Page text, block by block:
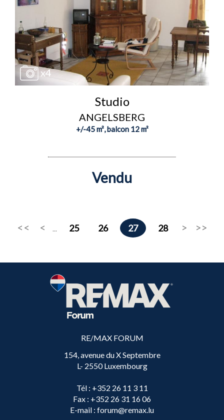
x4
Studio
ANGELSBERG
+/-45 m², balcon 12 m²
Vendu
... 25 26 27 28
RE/MAX FORUM
154, avenue du X Septembre
L- 2550 Luxembourg
Tél: +352 26 11 3 11
Fax : +352 26 31 16 06
E-mail : forum@remax.lu